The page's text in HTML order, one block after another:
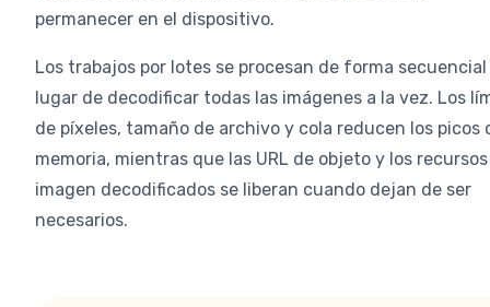
permanecer en el dispositivo.
Los trabajos por lotes se procesan de forma
lugar de decodificar todas las imágenes a la vez. Los
de píxeles, tamaño de archivo y cola reducen los picos
memoria, mientras que las URL de objeto y los
imagen decodificados se liberan cuando dejan de ser
necesarios.